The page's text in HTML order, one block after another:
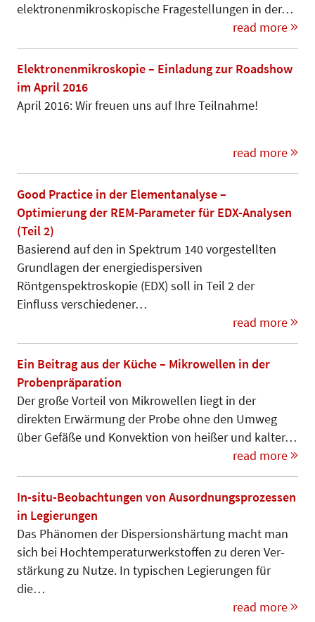
elektronenmikroskopische Fragestellungen in der…
read more
Elektronenmikroskopie – Einladung zur Roadshow
im April 2016
April 2016: Wir freuen uns auf Ihre Teilnahme!
read more
Good Practice in der Elementanalyse –
Optimierung der REM-Parameter für EDX-Analysen
(Teil 2)
Basierend auf den in Spektrum 140 vorgestellten
Grundlagen der energiedispersiven
Röntgenspektroskopie (EDX) soll in Teil 2 der
Einfluss verschiedener…
read more
Ein Beitrag aus der Küche – Mikrowellen in der
Probenpräparation
Der große Vorteil von Mi­­­krowellen liegt in der
direkten Er­wärmung der Probe ohne den Um­weg
über Gefäße und Konvektion von heißer und kalter…
read more
In-situ-Beobachtungen von Ausordnungsprozessen
in Legierungen
Das Phänomen der Dispersions­härtung macht man
sich bei Hoch­temperaturwerkstoffen zu deren Ver­
stärkung zu Nutze. In typischen Le­gie­­rungen für
die…
read more